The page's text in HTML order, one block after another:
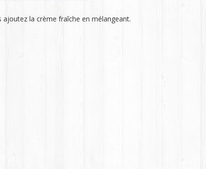
la crème fraîche en mélangeant.